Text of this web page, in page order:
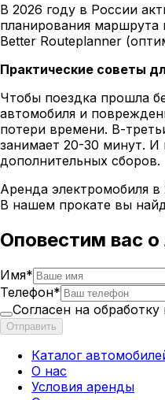
В 2026 году в России
планирования маршрута
Better Routeplanner
Практические советы
Чтобы поездка прошла
автомобиля и
потери времени. В-
занимает 20-30 минут. И
дополнительных сборов.
Аренда электромобиля
В нашем прокате вы
Оповестим вас
Имя*
Телефон*
Согласен на
Отправить
Каталог
О нас
Условия аренды